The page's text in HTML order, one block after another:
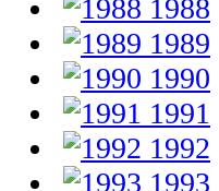
1988
1989
1990
1991
1992
1993